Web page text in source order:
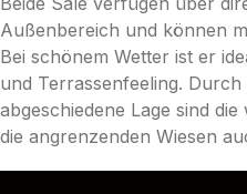
Außenbereich und können
Bei schönem Wetter ist er
und Terrassenfeeling.
abgeschiedene Lage sind
die angrenzenden Wiesen